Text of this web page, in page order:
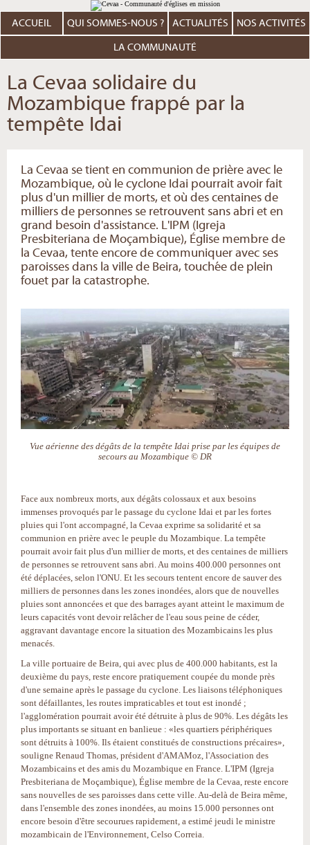
au
contenu.
Aller
personnels
ACCUEIL QUI SOMMES-NOUS ? ACTUALITÉS NOS ACTIVITÉS
LA COMMUNAUTÉ
La Cevaa solidaire du
Mozambique frappé par la
tempête Idai
La Cevaa se tient en communion de prière avec le
Mozambique, où le cyclone Idai pourrait avoir fait
plus d'un millier de morts, et où des centaines de
milliers de personnes se retrouvent sans abri et en
grand besoin d'assistance. L'IPM (Igreja
Presbiteriana de Moçambique), Église membre de
la Cevaa, tente encore de communiquer avec ses
paroisses dans la ville de Beira, touchée de plein
fouet par la catastrophe.
Vue aérienne des dégâts de la tempête Idai prise par les équipes de
secours au Mozambique © DR
Face aux nombreux morts, aux dégâts colossaux et aux besoins
immenses provoqués par le passage du cyclone Idai et par les fortes
pluies qui l'ont accompagné, la Cevaa exprime sa solidarité et sa
communion en prière avec le peuple du Mozambique. La tempête
pourrait avoir fait plus d'un millier de morts, et des centaines de milliers
de personnes se retrouvent sans abri. Au moins 400.000 personnes ont
été déplacées, selon l'ONU. Et les secours tentent encore de sauver des
milliers de personnes dans les zones inondées, alors que de nouvelles
pluies sont annoncées et que des barrages ayant atteint le maximum de
leurs capacités vont devoir relâcher de l'eau sous peine de céder,
aggravant davantage encore la situation des Mozambicains les plus
menacés.
La ville portuaire de Beira, qui avec plus de 400.000 habitants, est la
deuxième du pays, reste encore pratiquement coupée du monde près
d'une semaine après le passage du cyclone. Les liaisons téléphoniques
sont défaillantes, les routes impraticables et tout est inondé ;
l'agglomération pourrait avoir été détruite à plus de 90%. Les dégâts les
plus importants se situant en banlieue : «les quartiers périphériques
sont détruits à 100%. Ils étaient constitués de constructions précaires»,
souligne Renaud Thomas, président d'AMAMoz, l'Association des
Mozambicains et des amis du Mozambique en France. L'IPM (Igreja
Presbiteriana de Moçambique), Église membre de la Cevaa, reste encore
sans nouvelles de ses paroisses dans cette ville. Au-delà de Beira même,
dans l'ensemble des zones inondées, au moins 15.000 personnes ont
encore besoin d'être secourues rapidement, a estimé jeudi le ministre
mozambicain de l'Environnement, Celso Correia.